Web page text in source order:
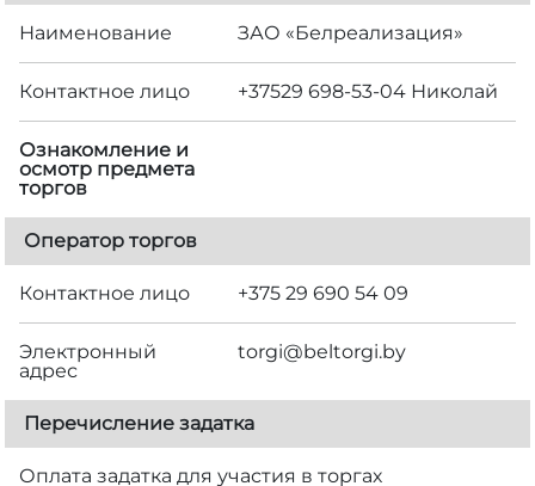
Наименование ЗАО «Белреализация»
Контактное лицо +37529 698-53-04 Николай
Ознакомление и
осмотр предмета
торгов
Оператор торгов
Контактное лицо +375 29 690 54 09
Электронный
адрес
torgi@beltorgi.by
Перечисление задатка
Оплата задатка для участия в торгах